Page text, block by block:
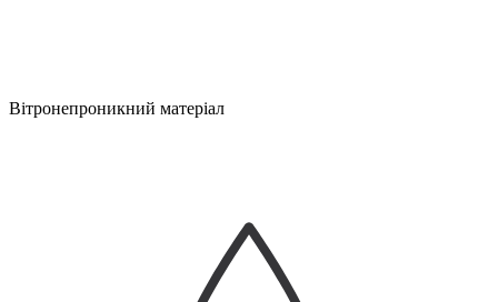
Вітронепроникний матеріал